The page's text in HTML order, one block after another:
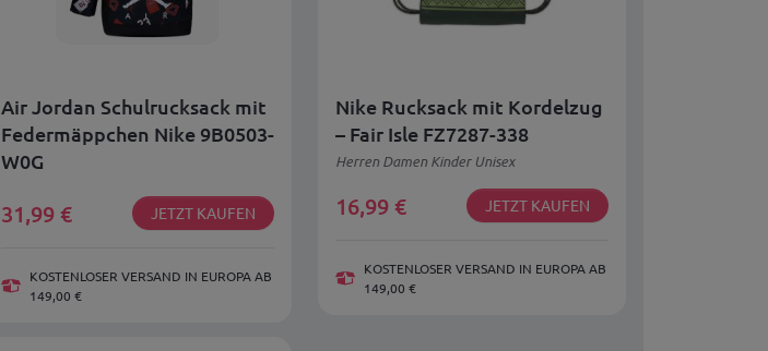
Air Jordan Schulrucksack mit
Federmäppchen Nike 9B0503-
W0G
31,99 € JETZT KAUFEN
KOSTENLOSER VERSAND IN EUROPA AB
149,00 €
Nike Rucksack mit Kordelzug
– Fair Isle FZ7287-338
Herren Damen Kinder Unisex
16,99 € JETZT KAUFEN
KOSTENLOSER VERSAND IN EUROPA AB
149,00 €